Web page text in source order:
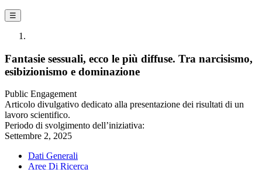
☰
Fantasie sessuali, ecco le più diffuse. Tra narcisismo,
esibizionismo e dominazione
Public Engagement
Articolo divulgativo dedicato alla presentazione dei risultati di un
lavoro scientifico.
Periodo di svolgimento dell’iniziativa:
Settembre 2, 2025
Dati Generali
Aree Di Ricerca